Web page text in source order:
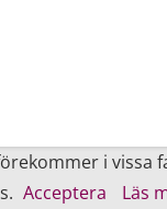
i vissa
Acceptera
Läs